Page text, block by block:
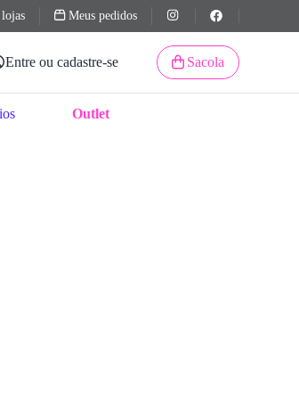
lojas Meus pedidos
Entre ou cadastre-se Sacola
Outlet